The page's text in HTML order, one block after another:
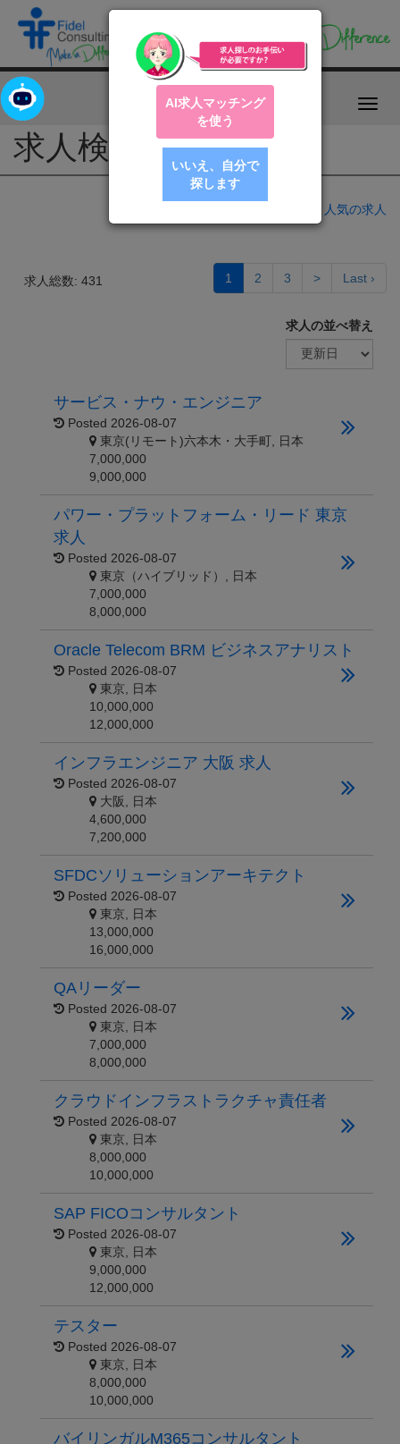
求人検索
人気の求人
AI求人マッチング
を使う
いいえ、自分で
探します
求人総数: 431 1 2 3 > Last ›
求人の並べ替え
サービス・ナウ・エンジニア
Posted 2026-08-07
東京(リモート)六本木・大手町, 日本
7,000,000
9,000,000
パワー・プラットフォーム・リード 東京
求人
Posted 2026-08-07
東京（ハイブリッド）, 日本
7,000,000
8,000,000
Oracle Telecom BRM ビジネスアナリスト
Posted 2026-08-07
東京, 日本
10,000,000
12,000,000
インフラエンジニア 大阪 求人
Posted 2026-08-07
大阪, 日本
4,600,000
7,200,000
SFDCソリューションアーキテクト
Posted 2026-08-07
東京, 日本
13,000,000
16,000,000
QAリーダー
Posted 2026-08-07
東京, 日本
7,000,000
8,000,000
クラウドインフラストラクチャ責任者
Posted 2026-08-07
東京, 日本
8,000,000
10,000,000
SAP FICOコンサルタント
Posted 2026-08-07
東京, 日本
9,000,000
12,000,000
テスター
Posted 2026-08-07
東京, 日本
8,000,000
10,000,000
バイリンガルM365コンサルタント